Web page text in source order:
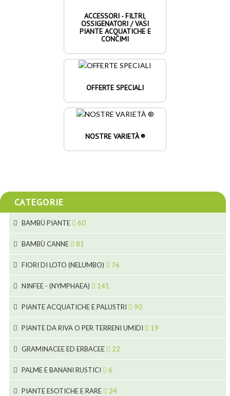
ACCESSORI - FILTRI,
OSSIGENATORI / VASI
PIANTE ACQUATICHE E
CONCIMI
OFFERTE SPECIALI
NOSTRE VARIETÀ ®
CATEGORIE
BAMBÙ PIANTE 60
5
11
6
6
9
8
BAMBÙ CANNE 81
5
5
6
5
FIORI DI LOTO (NELUMBO) 76
20
24
NINFEE - (NYMPHAEA) 141
4
46
53
5
PIANTE ACQUATICHE E PALUSTRI 90
8
9
7
PIANTE DA RIVA O PER TERRENI UMIDI 19
15
GRAMINACEE ED ERBACEE 22
10
PALME E BANANI RUSTICI 6
3
PIANTE ESOTICHE E RARE 24